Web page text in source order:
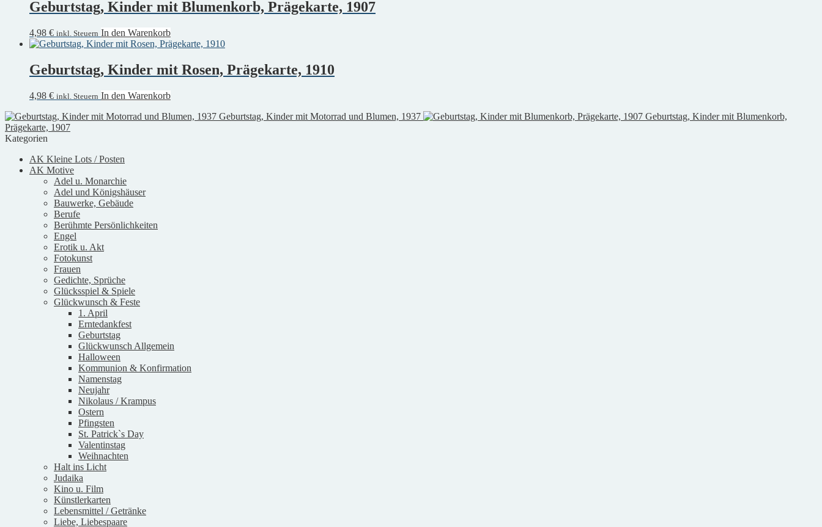
Geburtstag, Kinder mit Blumenkorb, Prägekarte, 1907
4,98 € inkl. Steuern In den Warenkorb
Geburtstag, Kinder mit Rosen, Prägekarte, 1910
4,98 € inkl. Steuern In den Warenkorb
Geburtstag, Kinder mit Motorrad und Blumen, 1937
Geburtstag, Kinder mit Blumenkorb,
Prägekarte, 1907
Kategorien
AK Kleine Lots / Posten
AK Motive
Adel u. Monarchie
Adel und Königshäuser
Bauwerke, Gebäude
Berufe
Berühmte Persönlichkeiten
Engel
Erotik u. Akt
Fotokunst
Frauen
Gedichte, Sprüche
Glücksspiel & Spiele
Glückwunsch & Feste
1. April
Erntedankfest
Geburtstag
Glückwunsch Allgemein
Halloween
Kommunion & Konfirmation
Namenstag
Neujahr
Nikolaus / Krampus
Ostern
Pfingsten
St. Patrick`s Day
Valentinstag
Weihnachten
Halt ins Licht
Judaika
Kino u. Film
Künstlerkarten
Lebensmittel / Getränke
Liebe, Liebespaare